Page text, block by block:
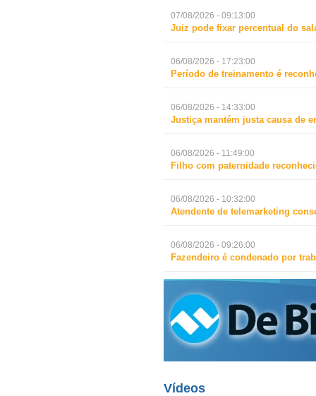
07/08/2026 - 09:13:00
Juiz pode fixar percentual do
06/08/2026 - 17:23:00
Período de treinamento é
06/08/2026 - 14:33:00
Justiça mantém justa causa de
06/08/2026 - 11:49:00
Filho com paternidade
06/08/2026 - 10:32:00
Atendente de telemarketing
06/08/2026 - 09:26:00
Fazendeiro é condenado por
Vídeos